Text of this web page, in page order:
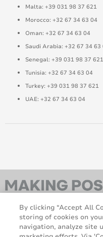
Malta: +39 031 98 37 621
Morocco: +32 67 34 63 04
Oman: +32 67 34 63 04
Saudi Arabia: +32 67 34 63
Senegal: +39 031 98 37 621
Tunisia: +32 67 34 63 04
Turkey: +39 031 98 37 621
UAE: +32 67 34 63 04
By clicking “Accept All
storing of cookies on
navigation, analyze site